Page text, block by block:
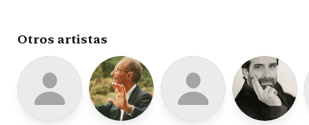
Otros artistas